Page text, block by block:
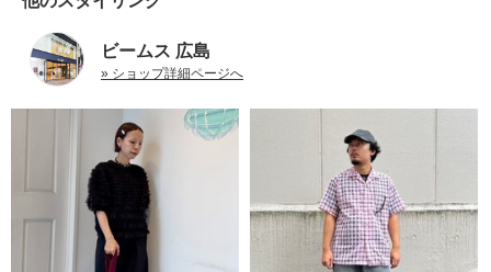
ビームス 広島
» ショップ詳細ページへ